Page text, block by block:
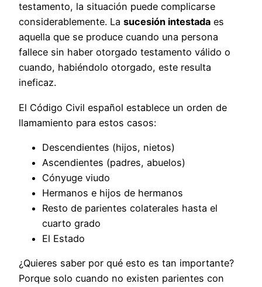
testamento, la situación puede complicarse
considerablemente. La sucesión intestada es
aquella que se produce cuando una persona
fallece sin haber otorgado testamento válido o
cuando, habiéndolo otorgado, este resulta
ineficaz.
El Código Civil español establece un orden de
llamamiento para estos casos:
Descendientes (hijos, nietos)
Ascendientes (padres, abuelos)
Cónyuge viudo
Hermanos e hijos de hermanos
Resto de parientes colaterales hasta el
cuarto grado
El Estado
¿Quieres saber por qué esto es tan importante?
Porque solo cuando no existen parientes con